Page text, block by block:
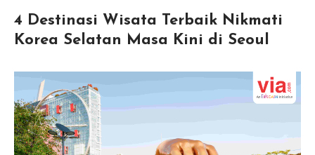
4 Destinasi Wisata Terbaik Nikmati
Korea Selatan Masa Kini di Seoul